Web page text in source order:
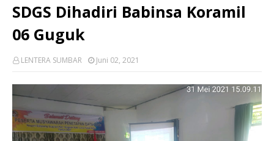
SDGS Dihadiri Babinsa Koramil
06 Guguk
LENTERA SUMBAR Juni 02, 2021